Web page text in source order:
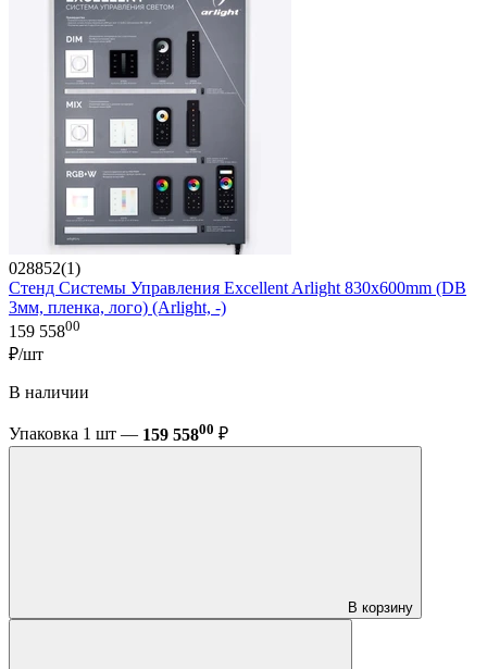
028852(1)
Стенд Системы Управления Excellent Arlight 830x600mm (DB
3мм, пленка, лого) (Arlight, -)
159 55800
₽/шт
В наличии
Упаковка 1 шт — 159 55800 ₽
В корзину